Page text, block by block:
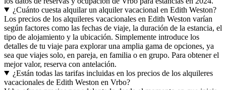
¿Cuánto cuesta alquilar un alquiler vacacional en Edith Weston?
Los precios de los alquileres vacacionales en Edith Weston varían
según factores como las fechas de viaje, la duración de la estancia, el
tipo de alojamiento y la ubicación. Simplemente introduce los
detalles de tu viaje para explorar una amplia gama de opciones, ya
sea que viajes solo, en pareja, en familia o en grupo. Para obtener el
mejor valor, reserva con antelación.
¿Están todas las tarifas incluidas en los precios de los alquileres
vacacionales de Edith Weston en Vrbo?